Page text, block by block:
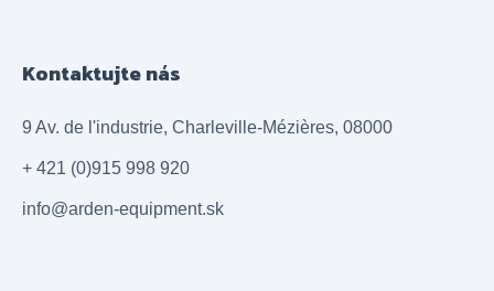
Kontaktujte nás
9 Av. de l'industrie, Charleville-Mézières, 08000
+ 421 (0)915 998 920
info@arden-equipment.sk